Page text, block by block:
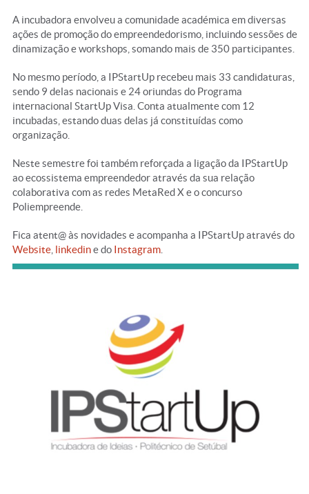
A incubadora envolveu a comunidade académica em diversas
ações de promoção do empreendedorismo, incluindo sessões de
dinamização e workshops, somando mais de 350 participantes.
No mesmo período, a IPStartUp recebeu mais 33 candidaturas,
sendo 9 delas nacionais e 24 oriundas do Programa
internacional StartUp Visa. Conta atualmente com 12
incubadas, estando duas delas já constituídas como
organização.
Neste semestre foi também reforçada a ligação da IPStartUp
ao ecossistema empreendedor através da sua relação
colaborativa com as redes MetaRed X e o concurso
Poliempreende.
Fica atent@ às novidades e acompanha a IPStartUp através do
Website linkedine do Instagram